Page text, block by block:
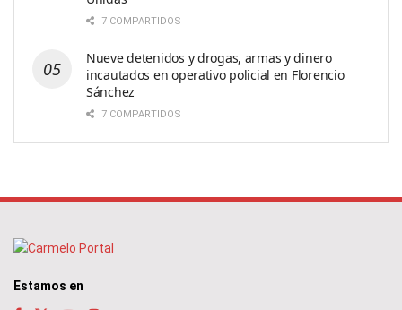
7 COMPARTIDOS
Nueve detenidos y drogas, armas y dinero
incautados en operativo policial en Florencio
Sánchez
7 COMPARTIDOS
Estamos en